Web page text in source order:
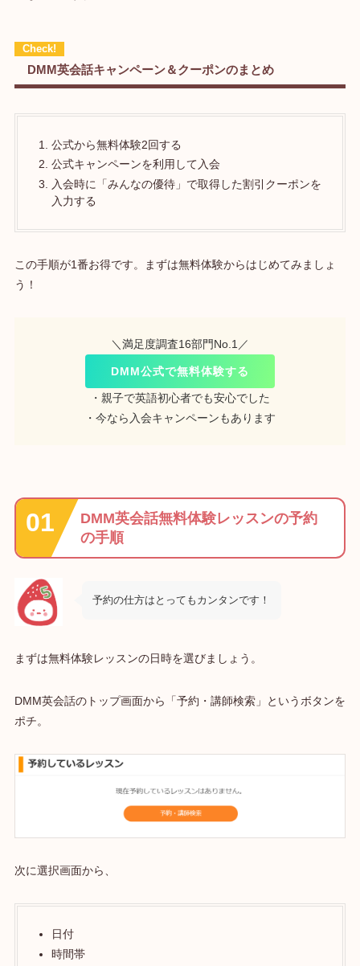
DMM英会話キャンペーン＆クーポンのまとめ
公式から無料体験2回する
公式キャンペーンを利用して入会
入会時に「みんなの優待」で取得した割引クーポンを
入力する
この手順が1番お得です。まずは無料体験からはじめてみましょ
う！
＼満足度調査16部門No.1／
DMM公式で無料体験する
・親子で英語初心者でも安心でした
・今なら入会キャンペーンもあります
DMM英会話無料体験レッスンの予約
の手順
予約の仕方はとってもカンタンです！
まずは無料体験レッスンの日時を選びましょう。
DMM英会話のトップ画面から「予約・講師検索」というボタンを
ポチ。
次に選択画面から、
日付
時間帯